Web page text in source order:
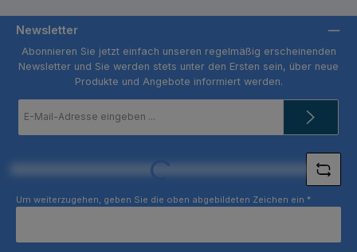
Newsletter
Abonnieren Sie jetzt einfach unseren regelmäßig erscheinenden
Newsletter und Sie werden stets unter den Ersten sein, über neue
Produkte und Angebote informiert werden.
Mail-
Loading...
Um weiterzugehen, geben Sie die oben abgebildeten Zeichen ein *